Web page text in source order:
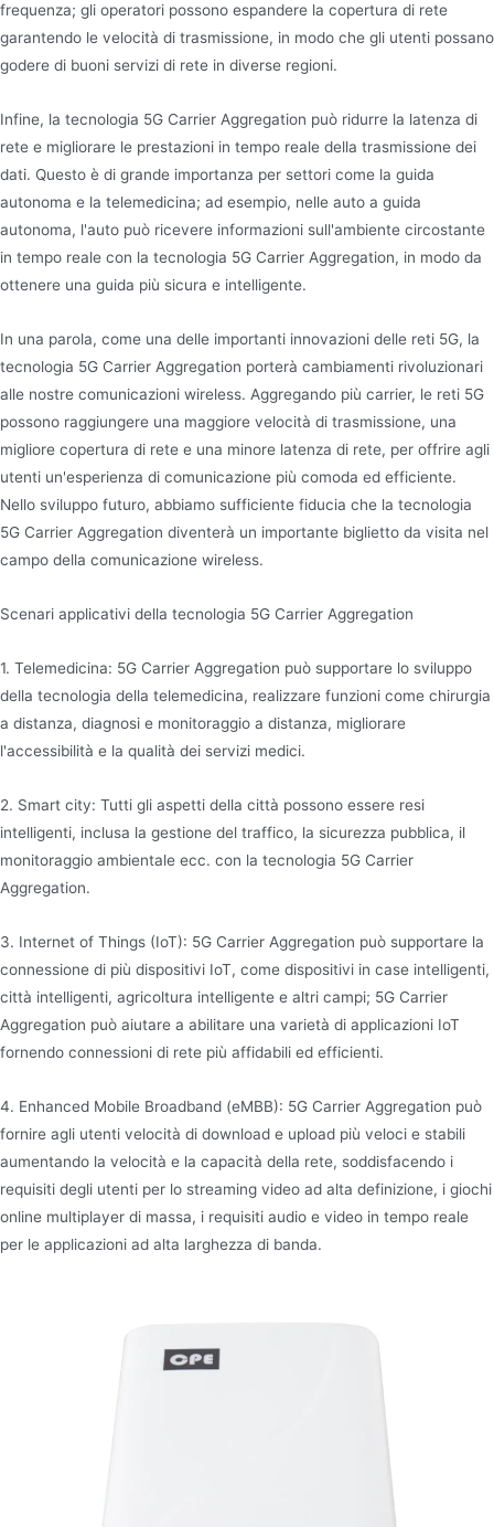
frequenza; gli operatori possono espandere la copertura di rete
garantendo le velocità di trasmissione, in modo che gli utenti possano
godere di buoni servizi di rete in diverse regioni.
Infine, la tecnologia 5G Carrier Aggregation può ridurre la latenza di
rete e migliorare le prestazioni in tempo reale della trasmissione dei
dati. Questo è di grande importanza per settori come la guida
autonoma e la telemedicina; ad esempio, nelle auto a guida
autonoma, l'auto può ricevere informazioni sull'ambiente circostante
in tempo reale con la tecnologia 5G Carrier Aggregation, in modo da
ottenere una guida più sicura e intelligente.
In una parola, come una delle importanti innovazioni delle reti 5G, la
tecnologia 5G Carrier Aggregation porterà cambiamenti rivoluzionari
alle nostre comunicazioni wireless. Aggregando più carrier, le reti 5G
possono raggiungere una maggiore velocità di trasmissione, una
migliore copertura di rete e una minore latenza di rete, per offrire agli
utenti un'esperienza di comunicazione più comoda ed efficiente.
Nello sviluppo futuro, abbiamo sufficiente fiducia che la tecnologia
5G Carrier Aggregation diventerà un importante biglietto da visita nel
campo della comunicazione wireless.
Scenari applicativi della tecnologia 5G Carrier Aggregation
1. Telemedicina: 5G Carrier Aggregation può supportare lo sviluppo
della tecnologia della telemedicina, realizzare funzioni come chirurgia
a distanza, diagnosi e monitoraggio a distanza, migliorare
l'accessibilità e la qualità dei servizi medici.
2. Smart city: Tutti gli aspetti della città possono essere resi
intelligenti, inclusa la gestione del traffico, la sicurezza pubblica, il
monitoraggio ambientale ecc. con la tecnologia 5G Carrier
Aggregation.
3. Internet of Things (IoT): 5G Carrier Aggregation può supportare la
connessione di più dispositivi IoT, come dispositivi in case intelligenti,
città intelligenti, agricoltura intelligente e altri campi; 5G Carrier
Aggregation può aiutare a abilitare una varietà di applicazioni IoT
fornendo connessioni di rete più affidabili ed efficienti.
4. Enhanced Mobile Broadband (eMBB): 5G Carrier Aggregation può
fornire agli utenti velocità di download e upload più veloci e stabili
aumentando la velocità e la capacità della rete, soddisfacendo i
requisiti degli utenti per lo streaming video ad alta definizione, i giochi
online multiplayer di massa, i requisiti audio e video in tempo reale
per le applicazioni ad alta larghezza di banda.